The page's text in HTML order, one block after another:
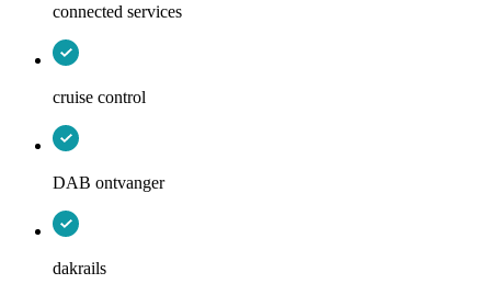
connected services
cruise control
DAB ontvanger
dakrails